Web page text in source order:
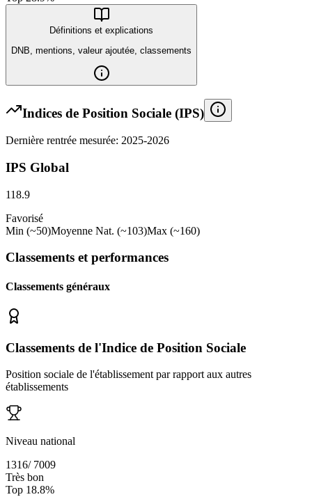
Définitions et explications
DNB, mentions, valeur ajoutée, classements
Indices de Position Sociale (IPS)
Dernière rentrée mesurée: 2025-2026
IPS Global
118.9
Favorisé
Min (~50)Moyenne Nat. (~103)Max (~160)
Classements et performances
Classements généraux
Classements de l'Indice de Position Sociale
Position sociale de l'établissement par rapport aux autres
établissements
Niveau national
1316/ 7009
Très bon
Top 18.8%